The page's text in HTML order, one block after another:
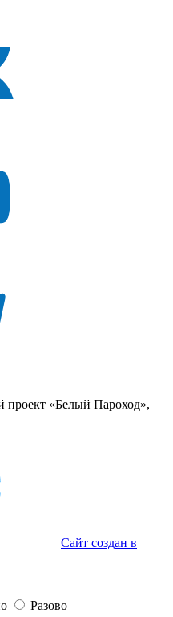
проект «Белый Пароход»,
Сайт создан в
Разово